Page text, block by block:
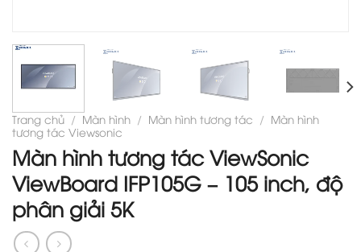
Trang chủ / Màn hình / Màn hình tương tác / Màn hình
tương tác Viewsonic
Màn hình tương tác ViewSonic
ViewBoard IFP105G – 105 inch, độ
phân giải 5K